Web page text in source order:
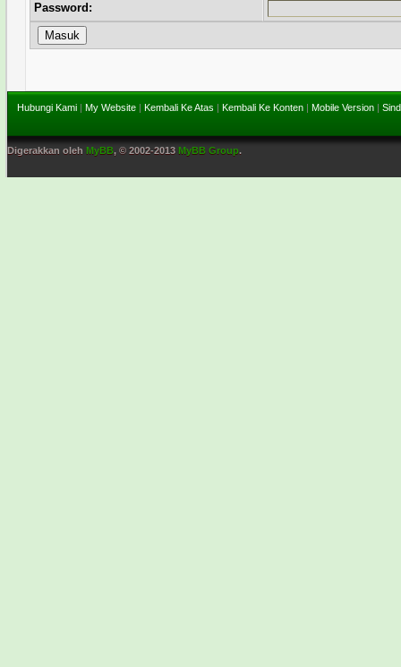
Password:
Hubungi Kami | My Website | Kembali Ke Atas | Kembali Ke Konten | Mobile Version |
Digerakkan oleh MyBB, © 2002-2013 MyBB Group.